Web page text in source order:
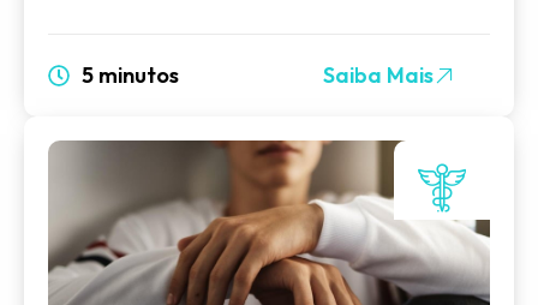
5 minutos Saiba Mais